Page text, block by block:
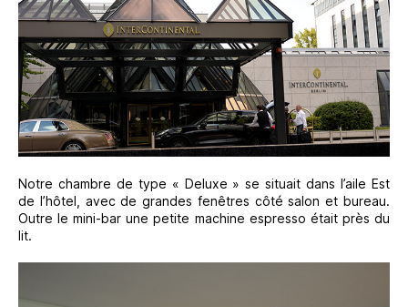
Notre chambre de type « Deluxe » se situait dans l’aile Est
de l’hôtel, avec de grandes fenêtres côté salon et bureau.
Outre le mini-bar une petite machine espresso était près du
lit.